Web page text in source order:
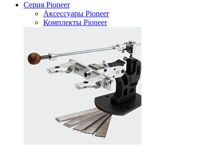
Серия Pioneer
Аксессуары Pioneer
Комплекты Pioneer